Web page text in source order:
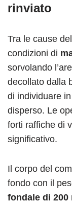
rinviato
Tra le cause
condizioni di
sorvolando
decollato dalla
di individuare
disperso. Le
forti raffiche di
significativo.
Il corpo del
fondo con il
fondale di 200